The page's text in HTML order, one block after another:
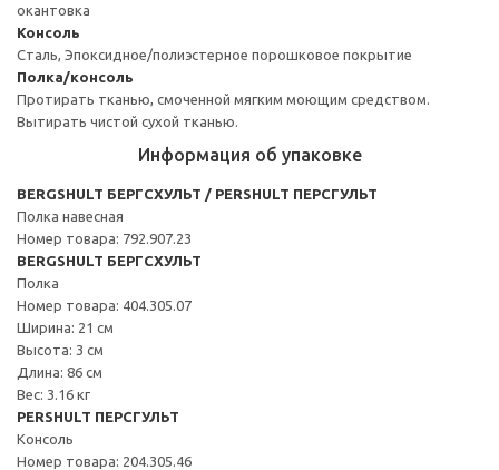
окантовка
Консоль
Сталь, Эпоксидное/полиэстерное порошковое покрытие
Полка/консоль
Протирать тканью, смоченной мягким моющим средством.
Вытирать чистой сухой тканью.
Информация об упаковке
BERGSHULT БЕРГСХУЛЬТ / PERSHULT ПЕРСГУЛЬТ
Полка навесная
Номер товара: 792.907.23
BERGSHULT БЕРГСХУЛЬТ
Полка
Номер товара: 404.305.07
Ширина: 21 см
Высота: 3 см
Длина: 86 см
Вес: 3.16 кг
PERSHULT ПЕРСГУЛЬТ
Консоль
Номер товара: 204.305.46